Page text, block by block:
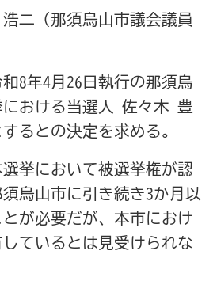
（那須烏山市議会議員
8年4月26日執行の那須烏
おける当選人 佐々木 豊
るとの決定を求める。
挙において被選挙権が認
烏山市に引き続き3か月以
とが必要だが、本市におけ
ているとは見受けられな